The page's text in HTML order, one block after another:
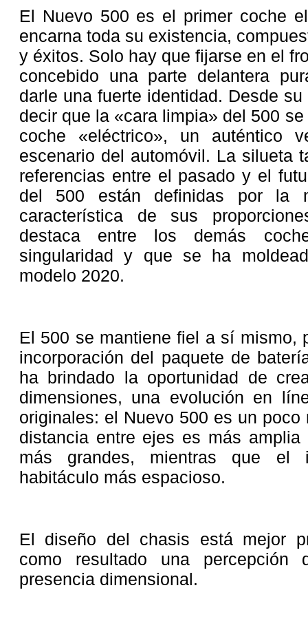
El Nuevo 500 es el primer coche
encarna toda su existencia,
y éxitos. Solo hay que fijarse en el
concebido una parte delantera
darle una fuerte identidad. Desde
decir que la «cara limpia» del 500
coche «eléctrico», un auténtico
escenario del automóvil. La silueta
referencias entre el pasado y el
del 500 están definidas por la
característica de sus
destaca entre los demás
singularidad y que se ha
modelo 2020.
El 500 se mantiene fiel a sí mismo,
incorporación del paquete de
ha brindado la oportunidad de
dimensiones, una evolución en
originales: el Nuevo 500 es un
distancia entre ejes es más
más grandes, mientras que el
habitáculo más espacioso.
El diseño del chasis está mejor
como resultado una percepción
presencia dimensional.